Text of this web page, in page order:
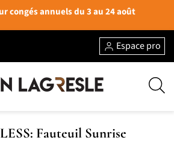
congés annuels du 3 au 24 août
Espace pro
Fauteuil Sunrise